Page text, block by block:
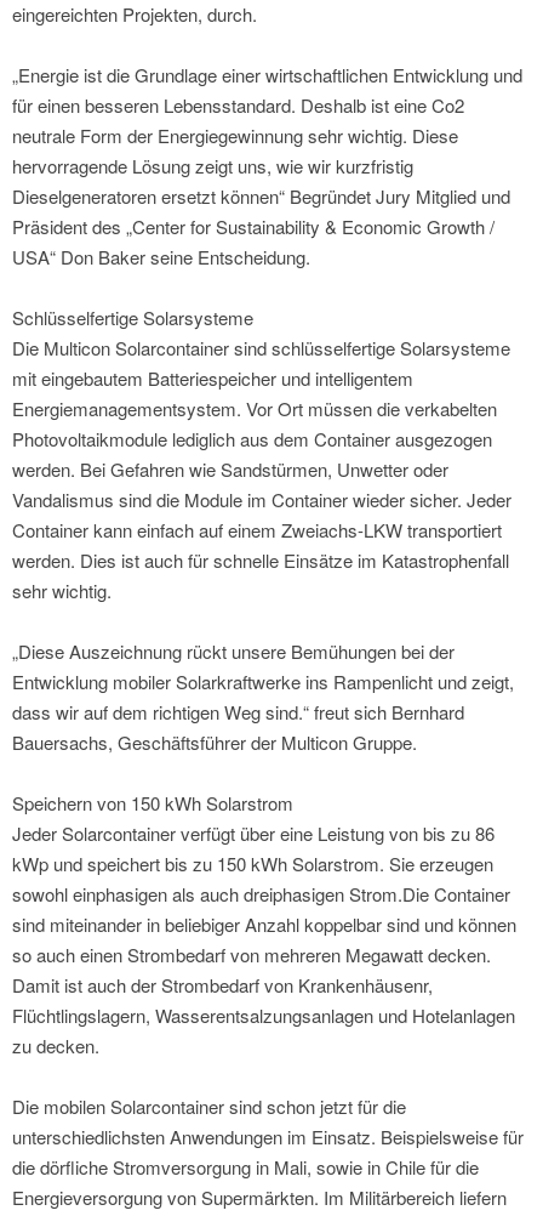
eingereichten Projekten, durch.
„Energie ist die Grundlage einer wirtschaftlichen Entwicklung und
für einen besseren Lebensstandard. Deshalb ist eine Co2
neutrale Form der Energiegewinnung sehr wichtig. Diese
hervorragende Lösung zeigt uns, wie wir kurzfristig
Dieselgeneratoren ersetzt können“ Begründet Jury Mitglied und
Präsident des „Center for Sustainability & Economic Growth /
USA“ Don Baker seine Entscheidung.
Schlüsselfertige Solarsysteme
Die Multicon Solarcontainer sind schlüsselfertige Solarsysteme
mit eingebautem Batteriespeicher und intelligentem
Energiemanagementsystem. Vor Ort müssen die verkabelten
Photovoltaikmodule lediglich aus dem Container ausgezogen
werden. Bei Gefahren wie Sandstürmen, Unwetter oder
Vandalismus sind die Module im Container wieder sicher. Jeder
Container kann einfach auf einem Zweiachs-LKW transportiert
werden. Dies ist auch für schnelle Einsätze im Katastrophenfall
sehr wichtig.
„Diese Auszeichnung rückt unsere Bemühungen bei der
Entwicklung mobiler Solarkraftwerke ins Rampenlicht und zeigt,
dass wir auf dem richtigen Weg sind.“ freut sich Bernhard
Bauersachs, Geschäftsführer der Multicon Gruppe.
Speichern von 150 kWh Solarstrom
Jeder Solarcontainer verfügt über eine Leistung von bis zu 86
kWp und speichert bis zu 150 kWh Solarstrom. Sie erzeugen
sowohl einphasigen als auch dreiphasigen Strom.Die Container
sind miteinander in beliebiger Anzahl koppelbar sind und können
so auch einen Strombedarf von mehreren Megawatt decken.
Damit ist auch der Strombedarf von Krankenhäusenr,
Flüchtlingslagern, Wasserentsalzungsanlagen und Hotelanlagen
zu decken.
Die mobilen Solarcontainer sind schon jetzt für die
unterschiedlichsten Anwendungen im Einsatz. Beispielsweise für
die dörfliche Stromversorgung in Mali, sowie in Chile für die
Energieversorgung von Supermärkten. Im Militärbereich liefern